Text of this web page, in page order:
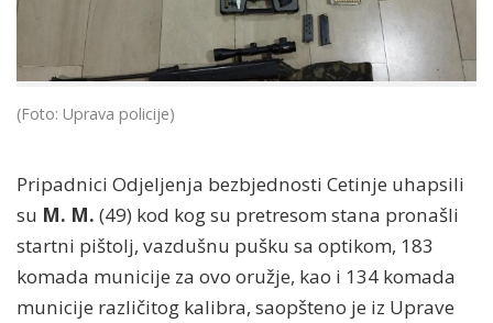
(Foto: Uprava policije)
Pripadnici Odjeljenja bezbjednosti Cetinje uhapsili
su M. M. (49) kod kog su pretresom stana pronašli
startni pištolj, vazdušnu pušku sa optikom, 183
komada municije za ovo oružje, kao i 134 komada
municije različitog kalibra, saopšteno je iz Uprave